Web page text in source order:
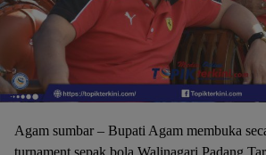
Agam sumbar – Bupati Agam membuka
turnament sepak bola Walinagari Padang